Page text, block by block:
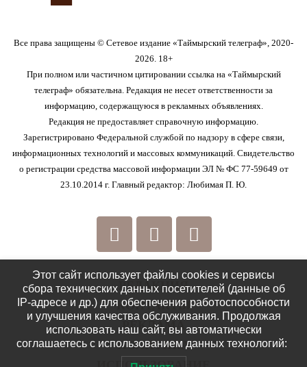
Все права защищены © Сетевое издание «Таймырский телеграф», 2020-
2026. 18+
При полном или частичном цитировании ссылка на «Таймырский
телеграф» обязательна. Редакция не несет ответственности за
информацию, содержащуюся в рекламных объявлениях.
Редакция не предоставляет справочную информацию.
Зарегистрировано Федеральной службой по надзору в сфере связи,
информационных технологий и массовых коммуникаций. Свидетельство
о регистрации средства массовой информации ЭЛ № ФС 77-59649 от
23.10.2014 г. Главный редактор: Любимая П. Ю.
РЕДАКЦИЯ
КОНТАКТЫ
РЕКЛАМА
ПОЛИТИКА
Этот сайт использует файлы cookies и сервисы
сбора технических данных посетителей (данные об
IP-адресе и др.) для обеспечения работоспособности
и улучшения качества обслуживания. Продолжая
использовать наш сайт, вы автоматически
соглашаетесь с использованием данных технологий: